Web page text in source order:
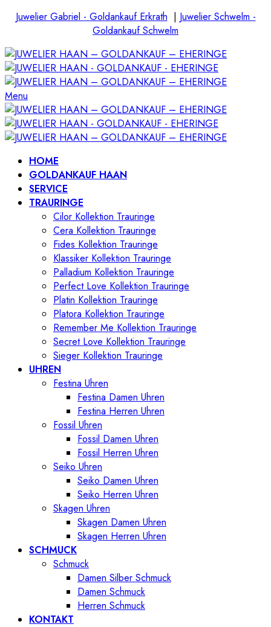
Juwelier Gabriel - Goldankauf Erkrath | Juwelier Schwelm -
Goldankauf Schwelm
Menu
HOME
GOLDANKAUF HAAN
SERVICE
TRAURINGE
Cilor Kollektion Trauringe
Cera Kollektion Trauringe
Fides Kollektion Trauringe
Klassiker Kollektion Trauringe
Palladium Kollektion Trauringe
Perfect Love Kollektion Trauringe
Platin Kollektion Trauringe
Platora Kollektion Trauringe
Remember Me Kollektion Trauringe
Secret Love Kollektion Trauringe
Sieger Kollektion Trauringe
UHREN
Festina Uhren
Festina Damen Uhren
Festina Herren Uhren
Fossil Uhren
Fossil Damen Uhren
Fossil Herren Uhren
Seiko Uhren
Seiko Damen Uhren
Seiko Herren Uhren
Skagen Uhren
Skagen Damen Uhren
Skagen Herren Uhren
SCHMUCK
Schmuck
Damen Silber Schmuck
Damen Schmuck
Herren Schmuck
KONTAKT